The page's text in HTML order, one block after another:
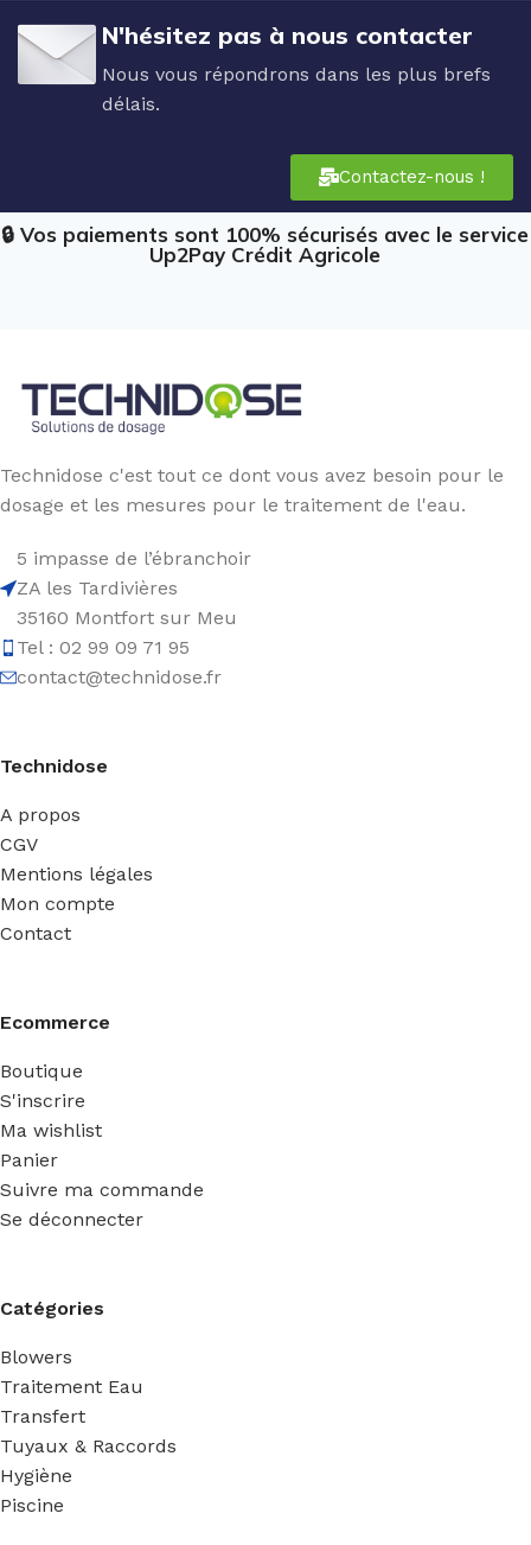
N'hésitez pas à nous contacter
Nous vous répondrons dans les plus brefs
délais.
Contactez-nous !
🔒 Vos paiements sont 100% sécurisés avec le service
Up2Pay Crédit Agricole
Technidose c'est tout ce dont vous avez besoin pour le
dosage et les mesures pour le traitement de l'eau.
5 impasse de l’ébranchoir
ZA les Tardivières
35160 Montfort sur Meu
Tel : 02 99 09 71 95
contact@technidose.fr
Technidose
A propos
CGV
Mentions légales
Mon compte
Contact
Ecommerce
Boutique
S'inscrire
Ma wishlist
Panier
Suivre ma commande
Se déconnecter
Catégories
Blowers
Traitement Eau
Transfert
Tuyaux & Raccords
Hygiène
Piscine